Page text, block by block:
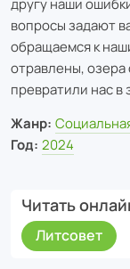
другу наши
вопросы задают
обращаемся к
отравлены,
превратили нас в
Жанр:
Год: 2024
Читать
Литсовет